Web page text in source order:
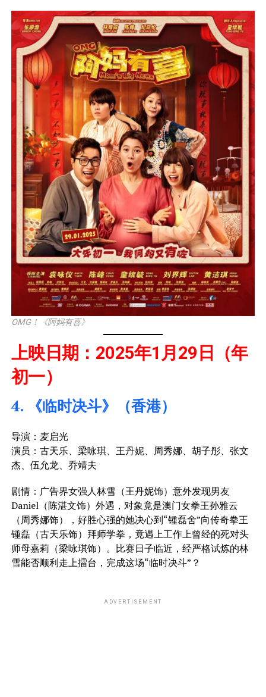
OMG！《阿妈有喜》
上映日期：2025年1月29日（年
初一）
4. 《临时决斗》（香港）
导演：麦启光
演员：古天乐、梁咏琪、王丹妮、周秀娜、胡子彤、张文
杰、伍允龙、乔靖夫
剧情：广告界女强人林雪（王丹妮饰）意外发现男友
Daniel（陈湛文饰）外遇，对象竟是澳门女拳王孙雅云
（周秀娜饰），好胜心强的她决心到“锺磊舍”向传奇拳王
锺磊（古天乐饰）拜师学拳，竟遇上工作上曾经的死对头
师母嘉莉（梁咏琪饰）。比赛日子临近，经严格试炼的林
雪能否顺利走上擂台，完成这场“临时决斗”？
ADVERTISEMENT